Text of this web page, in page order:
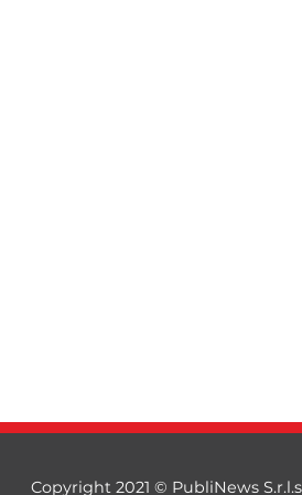
Copyright 2021 © PubliNews